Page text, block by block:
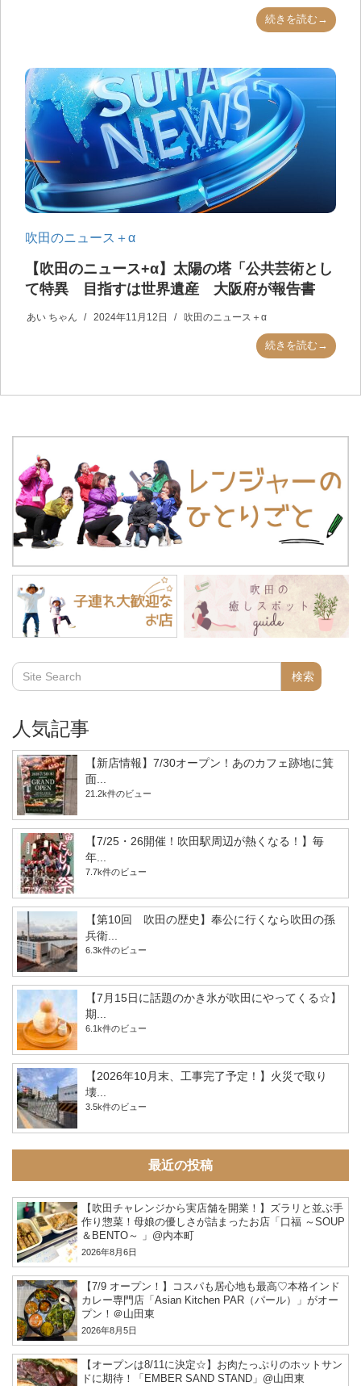
続きを読む→
吹田のニュース＋α
【吹田のニュース+α】太陽の塔「公共芸術とし
て特異 目指すは世界遺産 大阪府が報告書
あい ちゃん 2024年11月12日 吹田のニュース＋α
続きを読む→
人気記事
【新店情報】7/30オープン！あのカフェ跡地に箕
面...
21.2k件のビュー
【7/25・26開催！吹田駅周辺が熱くなる！】毎
年...
7.7k件のビュー
【第10回 吹田の歴史】奉公に行くなら吹田の孫
兵衛...
6.3k件のビュー
【7月15日に話題のかき氷が吹田にやってくる☆】
期...
6.1k件のビュー
【2026年10月末、工事完了予定！】火災で取り
壊...
3.5k件のビュー
最近の投稿
【吹田チャレンジから実店舗を開業！】ズラリと並ぶ手
作り惣菜！母娘の優しさが詰まったお店「口福 ～SOUP
＆BENTO～ 」@内本町
2026年8月6日
【7/9 オープン！】コスパも居心地も最高♡本格インド
カレー専門店「Asian Kitchen PAR（パール）」がオー
プン！＠山田東
2026年8月5日
【オープンは8/11に決定☆】お肉たっぷりのホットサン
ドに期待！「EMBER SAND STAND」@山田東